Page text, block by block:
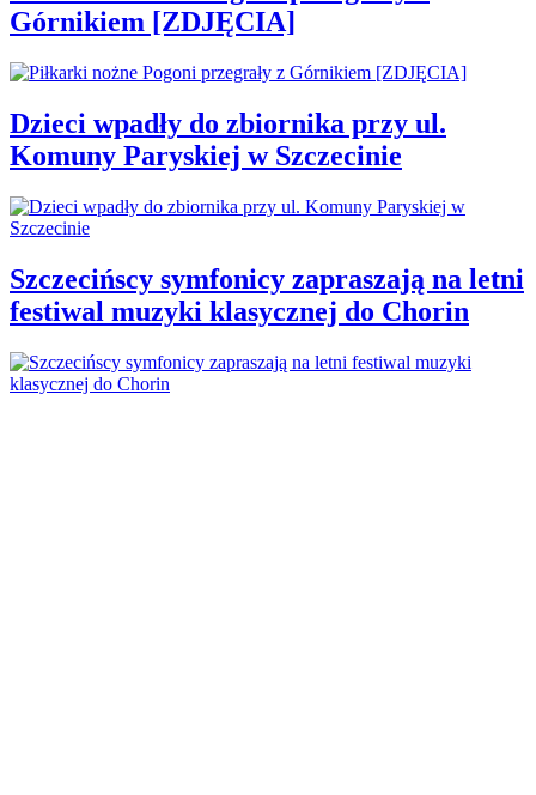
Górnikiem [ZDJĘCIA]
Dzieci wpadły do zbiornika przy ul.
Komuny Paryskiej w Szczecinie
Szczecińscy symfonicy zapraszają na letni
festiwal muzyki klasycznej do Chorin